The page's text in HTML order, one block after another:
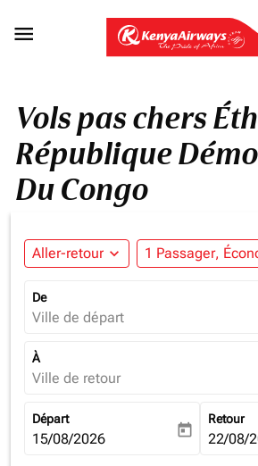

Vols pas chers
République
Du Congo
Aller-retour expand_more 1 Passager,
De
Ville de départ
À
Ville de retour
Départ
fc-booking-departure-date-aria-
15/08/2026 today
Retour
fc-
22/08/